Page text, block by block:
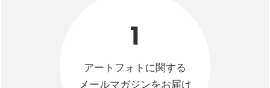
1
アートフォトに関する
メールマガジンをお届け